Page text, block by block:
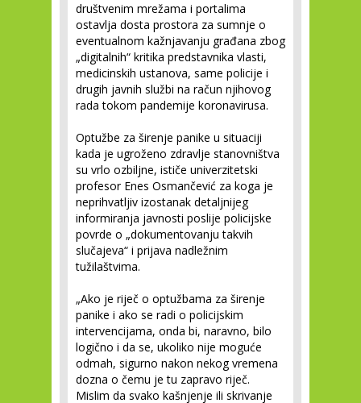
društvenim mrežama i portalima
ostavlja dosta prostora za sumnje o
eventualnom kažnjavanju građana zbog
„digitalnih“ kritika predstavnika vlasti,
medicinskih ustanova, same policije i
drugih javnih službi na račun njihovog
rada tokom pandemije koronavirusa.
Optužbe za širenje panike u situaciji
kada je ugroženo zdravlje stanovništva
su vrlo ozbiljne, ističe univerzitetski
profesor Enes Osmančević za koga je
neprihvatljiv izostanak detaljnijeg
informiranja javnosti poslije policijske
povrde o „dokumentovanju takvih
slučajeva“ i prijava nadležnim
tužilaštvima.
„Ako je riječ o optužbama za širenje
panike i ako se radi o policijskim
intervencijama, onda bi, naravno, bilo
logično i da se, ukoliko nije moguće
odmah, sigurno nakon nekog vremena
dozna o čemu je tu zapravo riječ.
Mislim da svako kašnjenje ili skrivanje